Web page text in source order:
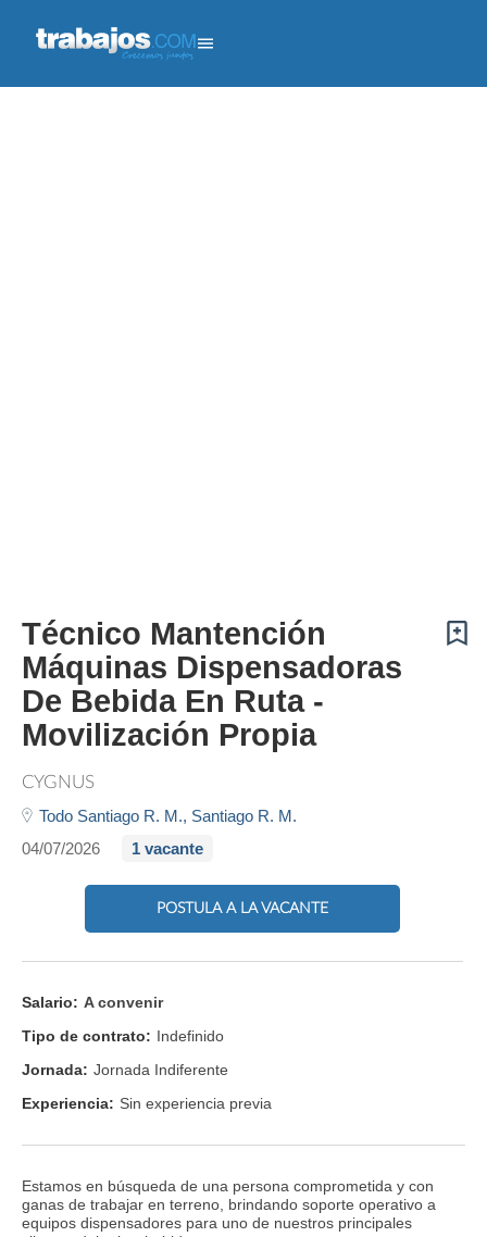
Técnico Mantención
Máquinas Dispensadoras
De Bebida En Ruta -
Movilización Propia
CYGNUS
Todo Santiago R. M., Santiago R. M.
04/07/2026
1 vacante
POSTULA A LA VACANTE
Salario: A convenir
Tipo de contrato: Indefinido
Jornada: Jornada Indiferente
Experiencia: Sin experiencia previa
Estamos en búsqueda de una persona comprometida y con
ganas de trabajar en terreno, brindando soporte operativo a
equipos dispensadores para uno de nuestros principales